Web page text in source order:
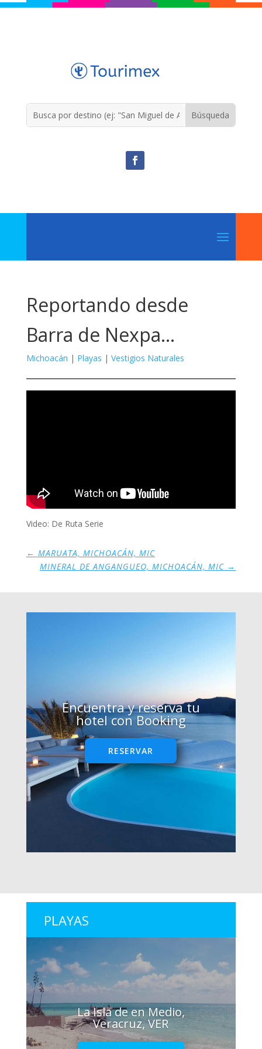
Reportando desde
Barra de Nexpa…
Michoacán | Playas | Vestigios Naturales
Video: De Ruta Serie
← MARUATA, MICHOACÁN, MIC
MINERAL DE ANGANGUEO, MICHOACÁN, MIC →
Encuentra y reserva tu
hotel con Booking
RESERVAR
PLAYAS
La Isla de en Medio,
Veracruz, VER